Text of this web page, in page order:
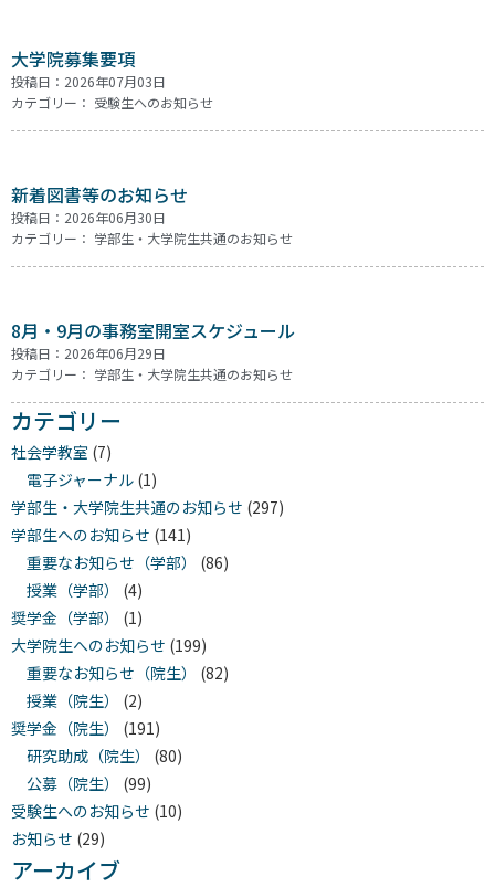
大学院募集要項
投稿日：2026年07月03日
カテゴリー： 受験生へのお知らせ
新着図書等のお知らせ
投稿日：2026年06月30日
カテゴリー： 学部生・大学院生共通のお知らせ
8月・9月の事務室開室スケジュール
投稿日：2026年06月29日
カテゴリー： 学部生・大学院生共通のお知らせ
カテゴリー
社会学教室 (7)
電子ジャーナル (1)
学部生・大学院生共通のお知らせ (297)
学部生へのお知らせ (141)
重要なお知らせ（学部）
(86)
授業（学部）
(4)
奨学金（学部）
(1)
大学院生へのお知らせ (199)
重要なお知らせ（院生）
(82)
授業（院生）
(2)
奨学金（院生）
(191)
研究助成（院生）
(80)
公募（院生）
(99)
受験生へのお知らせ (10)
お知らせ (29)
アーカイブ